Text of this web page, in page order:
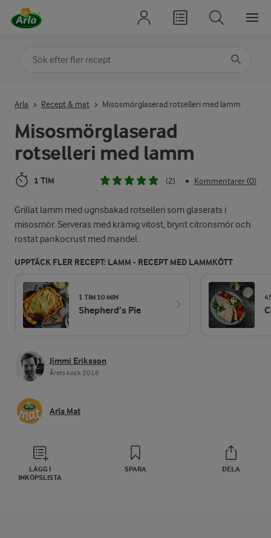
Misosmörglaserad
rotselleri med lamm
1 TIM (2) • Kommentarer (0)
Grillat lamm med ugnsbakad rotselleri som glaserats i
misosmör. Serveras med krämig vitost, brynt citronsmör och
rostat pankocrust med mandel.
UPPTÄCK FLER RECEPT: LAMM - RECEPT MED LAMMKÖTT
1 TIM 10 MIN
Shepherd’s Pie
Jimmi Eriksson
Årets kock 2016
Arla Mat
LÄGG I
INKÖPSLISTA
SPARA DELA
Arla Recept & mat Misosmörglaserad rotselleri med lamm
Sök på kategori eller ingrediens